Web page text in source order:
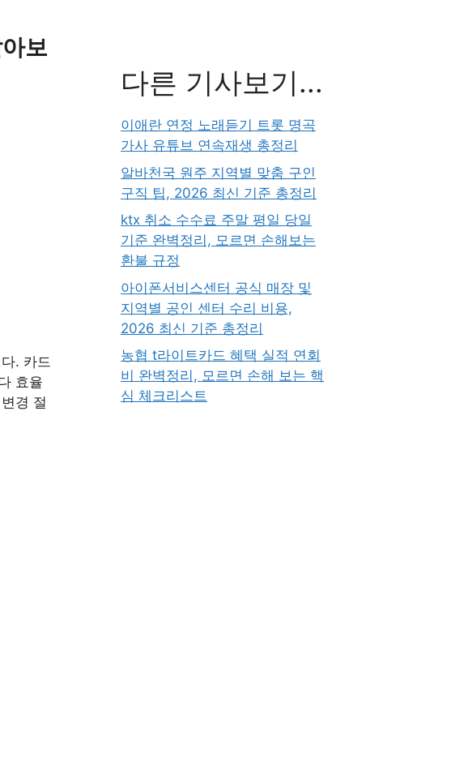
보
. 카드
효율
경 절
다른 기사보기...
이애란 연정 노래듣기 트롯 명곡
가사 유튜브 연속재생 총정리
알바천국 원주 지역별 맞춤 구인
구직 팁, 2026 최신 기준 총정리
ktx 취소 수수료 주말 평일 당일
기준 완벽정리, 모르면 손해보는
환불 규정
아이폰서비스센터 공식 매장 및
지역별 공인 센터 수리 비용,
2026 최신 기준 총정리
농협 t라이트카드 혜택 실적 연회
비 완벽정리, 모르면 손해 보는 핵
심 체크리스트